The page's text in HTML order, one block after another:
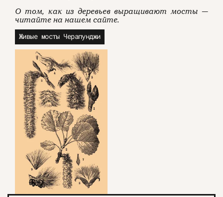
О том, как из деревьев выращивают мосты —
читайте на нашем сайте.
Живые мосты Черапунджи